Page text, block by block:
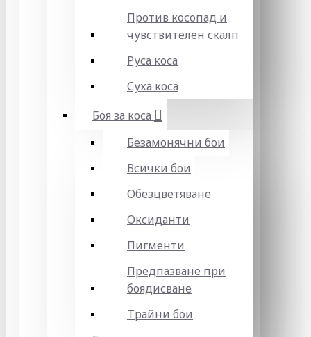
Против косопад и
чувствителен скалп
Руса коса
Суха коса
Боя за коса
Безамонячни бои
Всички бои
Обезцветяване
Оксиданти
Пигменти
Предпазване при
боядисване
Трайни бои